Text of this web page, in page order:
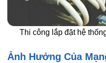
Thi công lắp đặt hệ
Ảnh Hưởng Của